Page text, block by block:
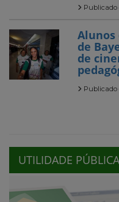
Publicado
Alunos
de
de
Publicado
UTILIDADE PÚBLICA